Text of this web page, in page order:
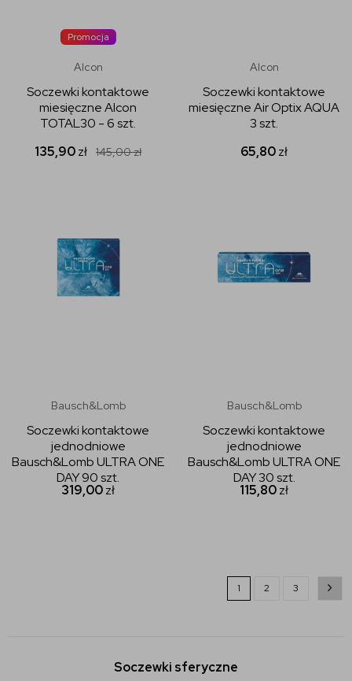
Promocja
Alcon
Soczewki kontaktowe
miesięczne Alcon
TOTAL30 - 6 szt.
135,90zł 145,00zł
Alcon
Soczewki kontaktowe
miesięczne Air Optix AQUA
3 szt.
65,80zł
Bausch&Lomb
Soczewki kontaktowe
jednodniowe
Bausch&Lomb ULTRA ONE
DAY 90 szt.
319,00zł
Bausch&Lomb
Soczewki kontaktowe
jednodniowe
Bausch&Lomb ULTRA ONE
DAY 30 szt.
115,80zł
1 2 3
Soczewki sferyczne